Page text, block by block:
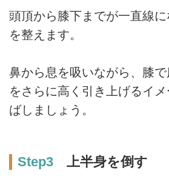
頭頂から膝下までが一直線
を整えます。
鼻から息を吸いながら、膝
をさらに高く引き上げるイ
ばしましょう。
Step3上半身を倒す